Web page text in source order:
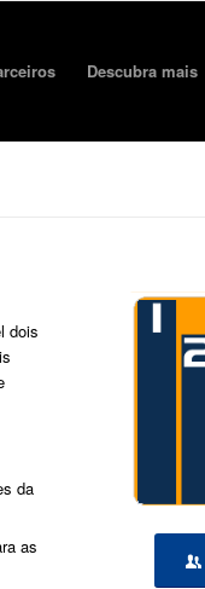
Descubra mais
dois
da
as